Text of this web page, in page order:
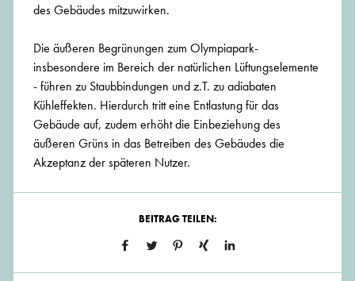
des Gebäudes mitzuwirken.
Die äußeren Begrünungen zum Olympiapark-
insbesondere im Bereich der natürlichen Lüftungselemente
- führen zu Staubbindungen und z.T. zu adiabaten
Kühleffekten. Hierdurch tritt eine Entlastung für das
Gebäude auf, zudem erhöht die Einbeziehung des
äußeren Grüns in das Betreiben des Gebäudes die
Akzeptanz der späteren Nutzer.
BEITRAG TEILEN: